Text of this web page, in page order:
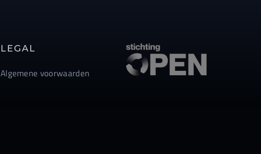
LEGAL
Algemene voorwaarden